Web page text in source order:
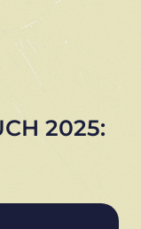
2025: